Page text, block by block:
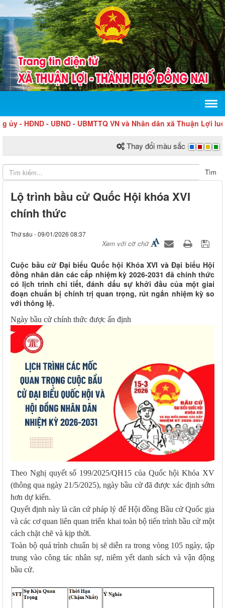
HĐND - UBND - UBMTTQ VN và Nhân dân xã Thuận Lợi luôn
Thay đổi màu sắc
Tìm
Lộ trình bầu cử Quốc Hội khóa XVI
chính thức
Thứ sáu - 09/01/2026 08:37
Xem với cỡ chữ
Cuộc bầu cử Đại biểu Quốc hội Khóa XVI và Đại biểu Hội
đồng nhân dân các cấp nhiệm kỳ 2026-2031 đã chính thức
có lịch trình chi tiết, đánh dấu sự khởi đầu của một giai
đoạn chuẩn bị chính trị quan trọng, rút ngắn nhiệm kỳ so
với thông lệ.
Ngày bầu cử chính thức được ấn định
Theo Nghị quyết số 199/2025/QH15 của Quốc hội Khóa XV
(thông qua ngày 21/5/2025), ngày bầu cử đã được xác định sớm
hơn dự kiến.
Quyết định này là căn cứ pháp lý để Hội đồng Bầu cử Quốc gia
và các cơ quan liên quan triển khai toàn bộ tiến trình bầu cử một
cách chặt chẽ và kịp thời.
Toàn bộ quá trình chuẩn bị sẽ diễn ra trong vòng 105 ngày, tập
trung vào công tác nhân sự, niêm yết danh sách và vận động
bầu cử.